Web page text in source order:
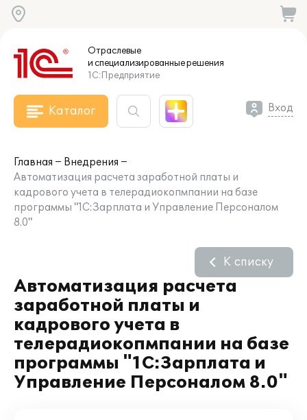
Отраслевые
и специализированныерешения
1С:Предприятие
Каталог Вход
Главная
Внедрения
Автоматизация расчета заработной платы и
кадрового учета в телерадиокопмпании на базе
программы "1С:Зарплата и Управление Персоналом
8.0"
Автоматизация расчета
заработной платы и
кадрового учета в
телерадиокопмпании на базе
программы "1С:Зарплата и
Управление Персоналом 8.0"
К списку